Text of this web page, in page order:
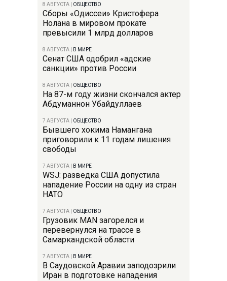
8 АВГУСТА ОБЩЕСТВО
Сборы «Одиссеи» Кристофера
Нолана в мировом прокате
превысили 1 млрд долларов
8 АВГУСТА В МИРЕ
Сенат США одобрил «адские
санкции» против России
8 АВГУСТА ОБЩЕСТВО
На 87-м году жизни скончался актер
Абдуманнон Убайдуллаев
7 АВГУСТА ОБЩЕСТВО
Бывшего хокима Намангана
приговорили к 11 годам лишения
свободы
7 АВГУСТА В МИРЕ
WSJ: разведка США допустила
нападение России на одну из стран
НАТО
7 АВГУСТА ОБЩЕСТВО
Грузовик MAN загорелся и
перевернулся на трассе в
Самаркандской области
7 АВГУСТА В МИРЕ
В Саудовской Аравии заподозрили
Иран в подготовке нападения